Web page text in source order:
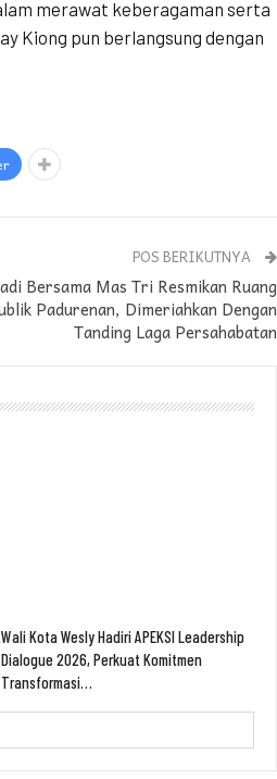
merawat keberagaman serta
Kiong pun berlangsung dengan
POS BERIKUTNYA
Bersama Mas Tri Resmikan Ruang
Padurenan, Dimeriahkan Dengan
Tanding Laga Persahabatan
Wali Kota Wesly Hadiri APEKSI Leadership
Dialogue 2026, Perkuat Komitmen
Transformasi…